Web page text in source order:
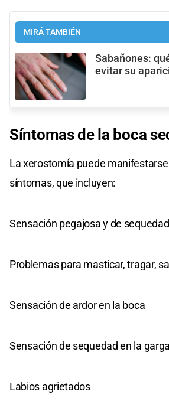
MIRÁ TAMBIÉN
Sabañones:
evitar su
Síntomas de la boca
La xerostomía puede
síntomas, que incluyen:
Sensación pegajosa y de
Problemas para masticar, tragar,
Sensación de ardor en la boca
Sensación de sequedad en la
Labios agrietados